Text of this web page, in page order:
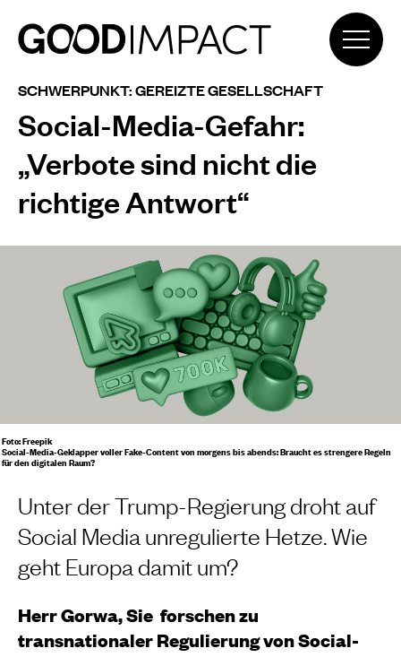
SCHWERPUNKT: GEREIZTE GESELLSCHAFT
Social-Media-Gefahr:
„Verbote sind nicht die
richtige Antwort“
Unter der Trump-Regierung droht auf
Social Media unregulierte Hetze. Wie
geht Europa damit um?
Herr Gorwa, Sie forschen zu
transnationaler Regulierung von Social-
Foto: Freepik
Social-Media-Geklapper voller Fake-Content von morgens bis abends: Braucht es strengere Regeln
für den digitalen Raum?